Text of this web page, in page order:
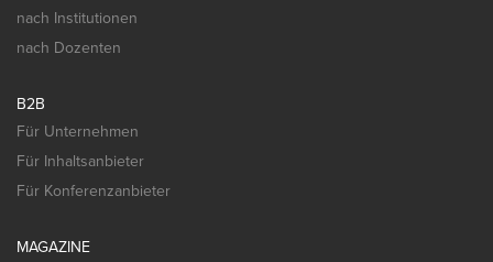
nach Institutionen
nach Dozenten
B2B
Für Unternehmen
Für Inhaltsanbieter
Für Konferenzanbieter
MAGAZINE